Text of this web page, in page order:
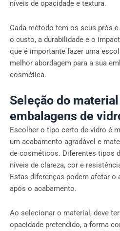
níveis de opacidade e textura.
Cada método tem os seus prós
o custo, a durabilidade e o
que é importante fazer uma
melhor abordagem para a sua
cosmética.
Seleção do
embalagens de
Escolher o tipo certo de vidro é
um acabamento agradável e
de cosméticos. Diferentes tipos
níveis de clareza, cor e
Estas diferenças podem afetar o
após o acabamento.
Ao selecionar o material, deve
opacidade pretendido, a forma